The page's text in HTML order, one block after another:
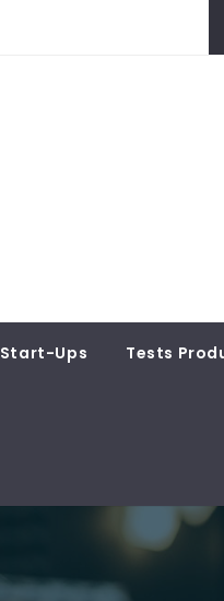
Start-Ups Tests